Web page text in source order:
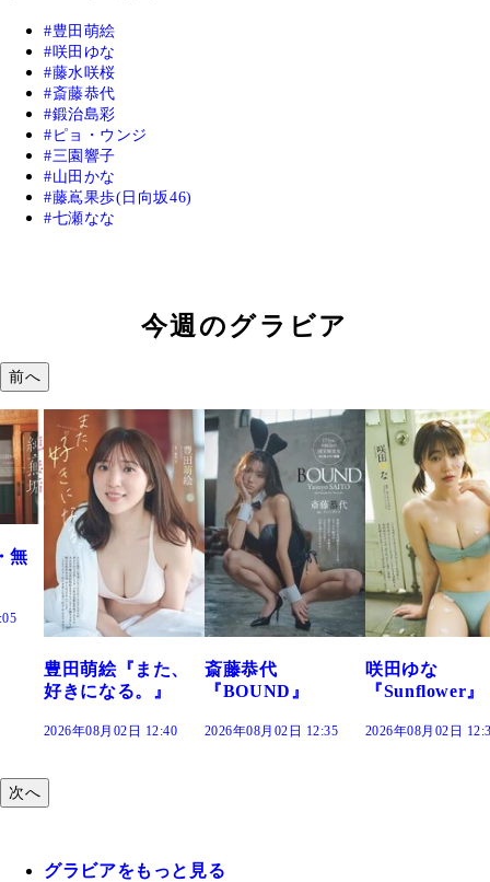
豊田萌絵
咲田ゆな
藤水咲桜
斎藤恭代
鍛治島彩
ピョ・ウンジ
三園響子
山田かな
藤嶌果歩(日向坂46)
七瀬なな
今週のグラビア
前へ
斎藤恭代
『BOUND』
2026年08月02日 12:35
咲田ゆな
『Sunflower』
2026年08月02日 12:30
藤水咲桜『花
だまり』
2026年08月02日
次へ
グラビアをもっと見る